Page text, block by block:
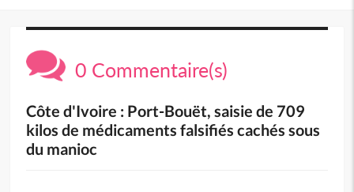
0 Commentaire(s)
Côte d'Ivoire : Port-Bouët, saisie de 709
kilos de médicaments falsifiés cachés sous
du manioc